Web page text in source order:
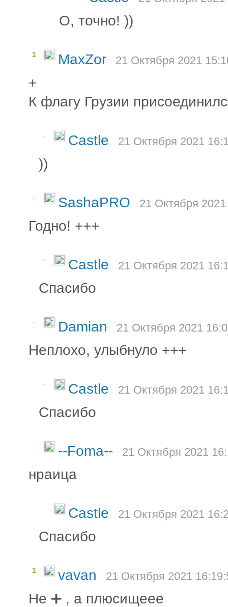
О, точно! ))
1 MaxZor 21 Октября 2021
+
К флагу Грузии
- Castle 21 Октября 2021
))
- SashaPRO 21 Октября
Годно! +++
- Castle 21 Октября 2021
Спасибо
- Damian 21 Октября 2021
Неплохо, улыбнуло +++
- Castle 21 Октября 2021
Спасибо
- --Foma-- 21 Октября 2021
нраица
- Castle 21 Октября 2021
Спасибо
1 vavan 21 Октября 2021
Не ➕ , а плюсищеее